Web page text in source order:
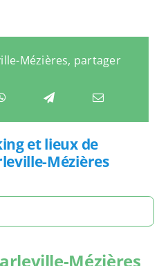
Mézières, partager
et lieux de
Mézières
Mézières